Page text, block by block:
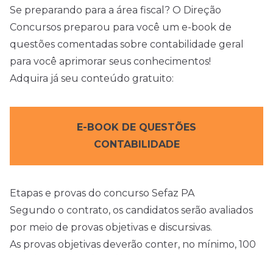
Se preparando para a área fiscal? O Direção
Concursos preparou para você um e-book de
questões comentadas sobre contabilidade geral
para você aprimorar seus conhecimentos!
Adquira já seu conteúdo gratuito:
E-BOOK DE QUESTÕES
CONTABILIDADE
Etapas e provas do concurso Sefaz PA
Segundo o contrato, os candidatos serão avaliados
por meio de provas objetivas e discursivas.
As provas objetivas deverão conter, no mínimo, 100